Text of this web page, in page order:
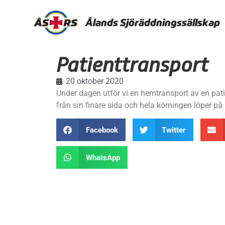
Ålands Sjöräddningssällskap
Patienttransport
20 oktober 2020
Under dagen utför vi en hemtransport av en
från sin finare sida och hela körningen löper på
Facebook Twitter
WhatsApp